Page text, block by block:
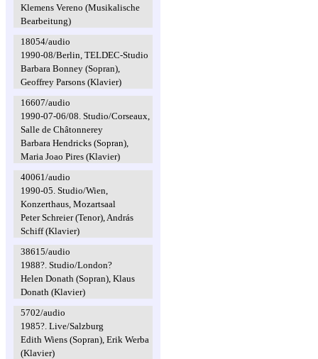
Klemens Vereno (Musikalische
Bearbeitung)
18054/audio
1990-08/Berlin, TELDEC-Studio
Barbara Bonney (Sopran),
Geoffrey Parsons (Klavier)
16607/audio
1990-07-06/08. Studio/Corseaux,
Salle de Châtonnerey
Barbara Hendricks (Sopran),
Maria Joao Pires (Klavier)
40061/audio
1990-05. Studio/Wien,
Konzerthaus, Mozartsaal
Peter Schreier (Tenor), András
Schiff (Klavier)
38615/audio
1988?. Studio/London?
Helen Donath (Sopran), Klaus
Donath (Klavier)
5702/audio
1985?. Live/Salzburg
Edith Wiens (Sopran), Erik Werba
(Klavier)